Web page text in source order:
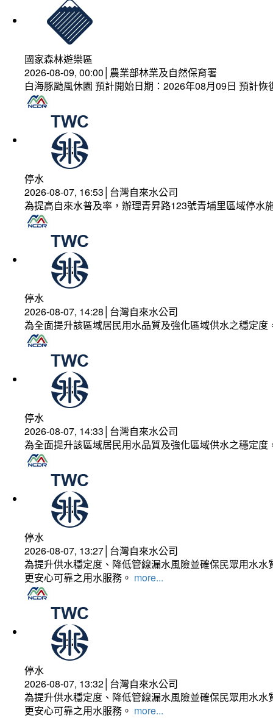
國家森林遊樂區
2026-08-09, 00:00│農業部林業及自然保育署
白海豚颱風休園 預計開始日期：2026年08月09日 預計
停水
2026-08-07, 16:53│台灣自來水公司
為提高自來水普及率，辦理青昇路123號青埔里區域停水
停水
2026-08-07, 14:28│台灣自來水公司
為全面提升該區域居民用水品質及強化區域供水之穩定
停水
2026-08-07, 14:33│台灣自來水公司
為全面提升該區域居民用水品質及強化區域供水之穩定
停水
2026-08-07, 13:27│台灣自來水公司
為提升供水穩定度、降低管線漏水風險並確保民眾用水
更安心可靠之用水服務。 more...
停水
2026-08-07, 13:32│台灣自來水公司
為提升供水穩定度、降低管線漏水風險並確保民眾用水
更安心可靠之用水服務。 more...